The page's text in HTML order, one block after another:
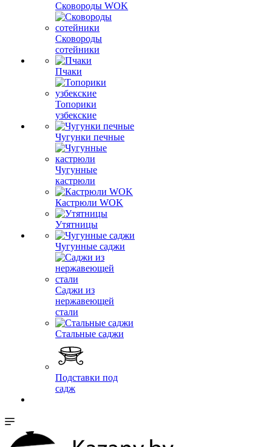
Сковороды WOK
Сковороды
сотейники
Пчаки
Топорики
узбекские
Чугунки печные
Чугунные
кастрюли
Кастрюли WOK
Утятницы
Чугунные саджи
Саджи из
нержавеющей
стали
Стальные саджи
Подставки под
садж